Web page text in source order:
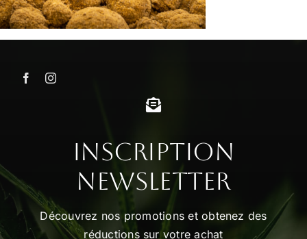
Inscription
Newsletter
Découvrez nos promotions et obtenez des
réductions sur votre achat